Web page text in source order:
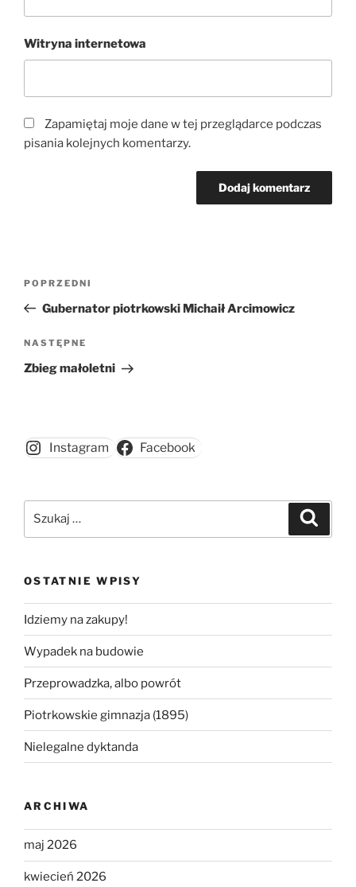
Witryna internetowa
Zapamiętaj moje dane w tej przeglądarce podczas
pisania kolejnych komentarzy.
Poprzedni
wpis
POPRZEDNI
Gubernator piotrkowski Michaił Arcimowicz
Następny
wpis
NASTĘPNE
Zbieg małoletni
Instagram Facebook
OSTATNIE WPISY
Idziemy na zakupy!
Wypadek na budowie
Przeprowadzka, albo powrót
Piotrkowskie gimnazja (1895)
Nielegalne dyktanda
ARCHIWA
maj 2026
kwiecień 2026